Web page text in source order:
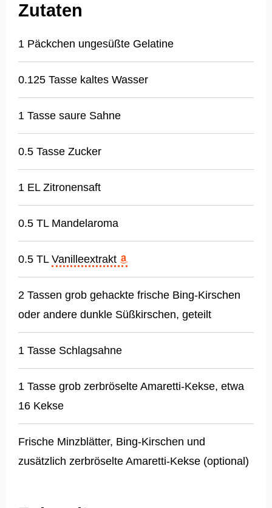
Zutaten
1 Päckchen ungesüßte Gelatine
0.125 Tasse kaltes Wasser
1 Tasse saure Sahne
0.5 Tasse Zucker
1 EL Zitronensaft
0.5 TL Mandelaroma
0.5 TL Vanilleextrakt
2 Tassen grob gehackte frische Bing-Kirschen
oder andere dunkle Süßkirschen, geteilt
1 Tasse Schlagsahne
1 Tasse grob zerbröselte Amaretti-Kekse, etwa
16 Kekse
Frische Minzblätter, Bing-Kirschen und
zusätzlich zerbröselte Amaretti-Kekse (optional)